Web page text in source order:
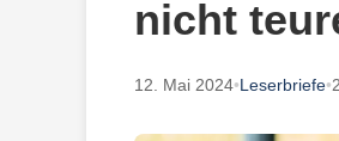
nicht
12. Mai 2024•Leserbriefe•